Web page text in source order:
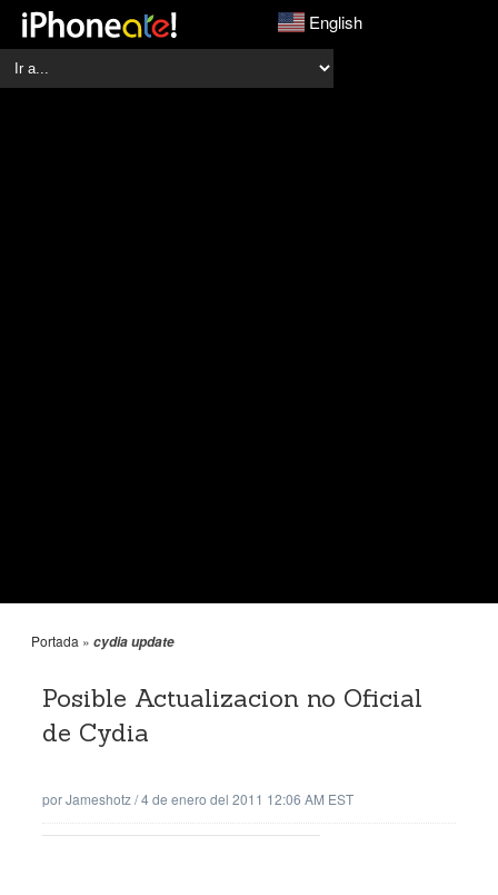
English
Portada » cydia update
Posible Actualizacion no Oficial
de Cydia
porJameshotz/4 de enero del 2011 12:06 AM EST